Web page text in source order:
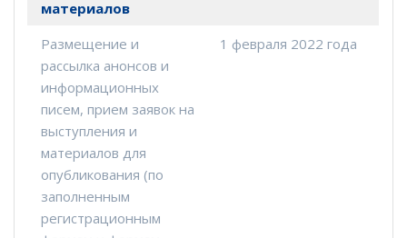
материалов
Размещение и
рассылка анонсов и
информационных
писем, прием заявок на
выступления и
материалов для
опубликования (по
заполненным
регистрационным
1 февраля 2022 года